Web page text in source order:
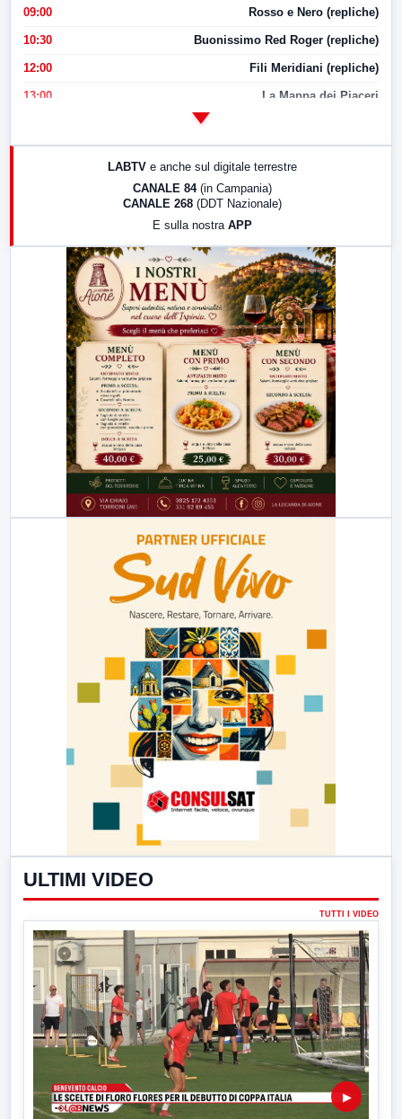
09:00 Rosso e Nero (repliche)
10:30 Buonissimo Red Roger (repliche)
12:00 Fili Meridiani (repliche)
13:00 La Mappa dei Piaceri
LabNews (replica)
LABTV e anche sul digitale terrestre
CANALE 84 (in Campania)
CANALE 268 (DDT Nazionale)
E sulla nostra APP
ULTIMI VIDEO
TUTTI I VIDEO
▶